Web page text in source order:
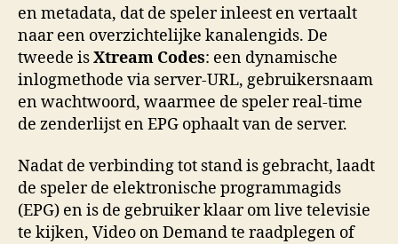
en metadata, dat de speler inleest en vertaalt
naar een overzichtelijke kanalengids. De
tweede isXtream Codes: een dynamische
inlogmethode via server-URL, gebruikersnaam
en wachtwoord, waarmee de speler real-time
de zenderlijst en EPG ophaalt van de server.
Nadat de verbinding tot stand is gebracht, laadt
de speler de elektronische programmagids
(EPG) en is de gebruiker klaar om live televisie
te kijken, Video on Demand te raadplegen of